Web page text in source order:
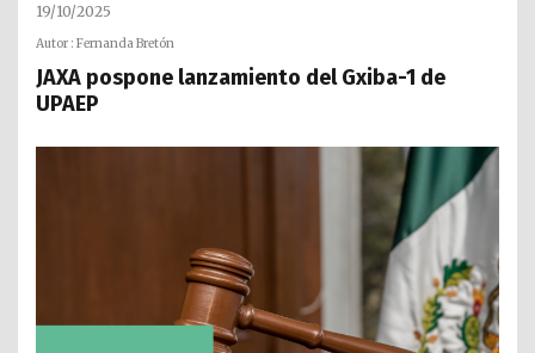
19/10/2025
Autor : Fernanda Bretón
JAXA pospone lanzamiento del Gxiba-1 de
UPAEP